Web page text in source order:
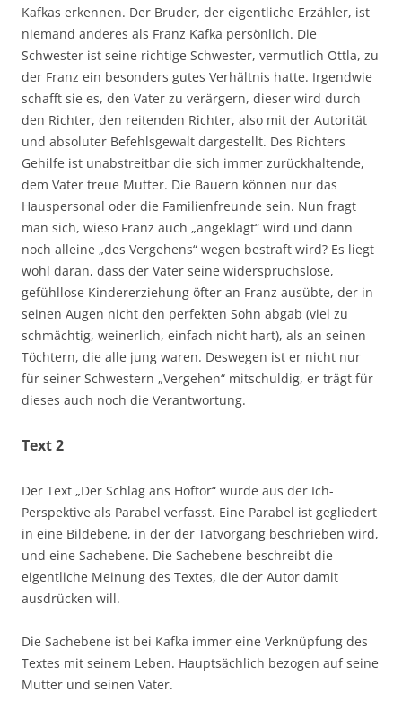
Kafkas erkennen. Der Bruder, der eigentliche Erzähler, ist
niemand anderes als Franz Kafka persönlich. Die
Schwester ist seine richtige Schwester, vermutlich Ottla, zu
der Franz ein besonders gutes Verhältnis hatte. Irgendwie
schafft sie es, den Vater zu verärgern, dieser wird durch
den Richter, den reitenden Richter, also mit der Autorität
und absoluter Befehlsgewalt dargestellt. Des Richters
Gehilfe ist unabstreitbar die sich immer zurückhaltende,
dem Vater treue Mutter. Die Bauern können nur das
Hauspersonal oder die Familienfreunde sein. Nun fragt
man sich, wieso Franz auch „angeklagt“ wird und dann
noch alleine „des Vergehens“ wegen bestraft wird? Es liegt
wohl daran, dass der Vater seine widerspruchslose,
gefühllose Kindererziehung öfter an Franz ausübte, der in
seinen Augen nicht den perfekten Sohn abgab (viel zu
schmächtig, weinerlich, einfach nicht hart), als an seinen
Töchtern, die alle jung waren. Deswegen ist er nicht nur
für seiner Schwestern „Vergehen“ mitschuldig, er trägt für
dieses auch noch die Verantwortung.
Text 2
Der Text „Der Schlag ans Hoftor“ wurde aus der Ich-
Perspektive als Parabel verfasst. Eine Parabel ist gegliedert
in eine Bildebene, in der der Tatvorgang beschrieben wird,
und eine Sachebene. Die Sachebene beschreibt die
eigentliche Meinung des Textes, die der Autor damit
ausdrücken will.
Die Sachebene ist bei Kafka immer eine Verknüpfung des
Textes mit seinem Leben. Hauptsächlich bezogen auf seine
Mutter und seinen Vater.